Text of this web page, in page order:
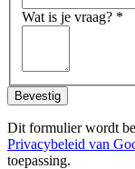
Wat is je vraag? *
Bevestig
Dit formulier wordt
Privacybeleid van
toepassing.